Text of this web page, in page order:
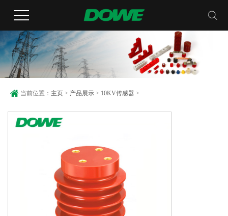
当前位置： 主页 > 产品展示 > 10KV传感器 >
CG5-10Q/100×140户内高压带电显示装置传感器(隔